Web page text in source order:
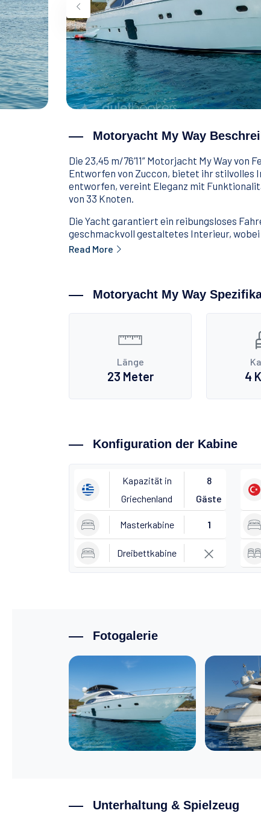
Motoryacht My Way
Die 23,45 m/76’11” Motorjacht My Way
Entworfen von Zuccon, bietet ihr stilvolles
entworfen, vereint Eleganz mit
von 33 Knoten.
Die Yacht garantiert ein reibungsloses
geschmackvoll gestaltetes Interieur, wobei
Read More
Motoryacht My Way
Länge
23 Meter 4
Konfiguration der Kabine
Kapazität in
Griechenland
8
Gäste
Masterkabine 1
Dreibettkabine
Fotogalerie
Unterhaltung & Spielzeug